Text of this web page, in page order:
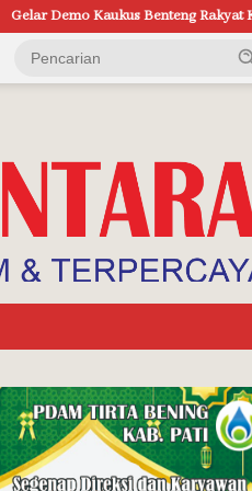
Benteng Rakyat Kudus, Bawa